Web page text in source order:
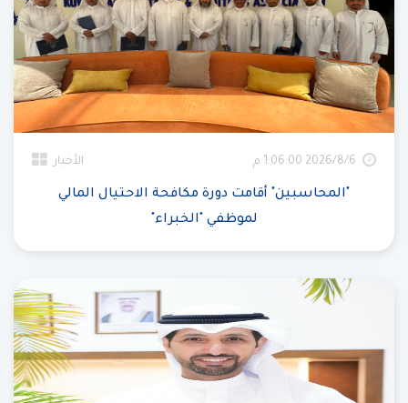
6‏‏/8‏‏/2026 1:06:00 م الأخبار
"المحاسبين" أقامت دورة مكافحة الاحتيال المالي
لموظفي "الخبراء"